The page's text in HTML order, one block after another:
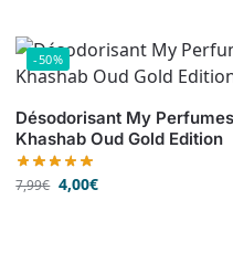
-50%
Désodorisant My
Khashab Oud Gold Edition
7,99€ 4,00€